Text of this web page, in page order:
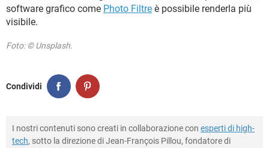
software grafico come Photo Filtre è possibile renderla più
visibile.
Foto: © Unsplash.
Condividi
I nostri contenuti sono creati in collaborazione con esperti di high-
tech, sotto la direzione di Jean-François Pillou, fondatore di